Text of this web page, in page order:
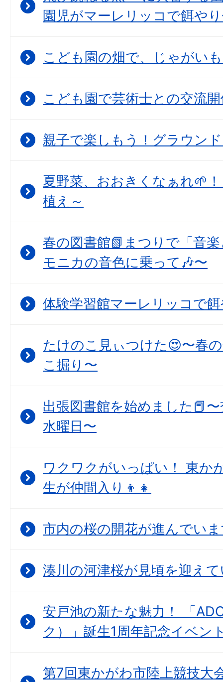
園児がマーレリッコで餌や
こども園の畑で、じゃがい
こども園で芸術士との交流
親子で楽しもう！グラウン
夏野菜、おおきくなぁれ🌱
植え～
春の図書館📗まつりで「音
モニカの音色に乗って🎶〜
体験学習館マーレリッコで
たけのこ見ぃつけた😍〜春
こ掘り〜
出張図書館を始めました📕
水曜日〜
ワクワクがいっぱい！ 東か
生が仲間入り👦👧
市内の桜の開花が進んでい
湊川の河津桜が見頃を迎え
安戸池の新たな魅力！ 「
ク）」誕生1周年記念イベン
第7回東かがわ市陸上競技大